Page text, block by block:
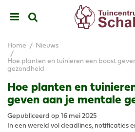
Home Nieuws
Hoe planten en tuinieren een boost
gezondheid
Hoe planten en
geven aan je mentale
Gepubliceerd op 16 mei 2025
In een wereld vol deadlines, notificaties